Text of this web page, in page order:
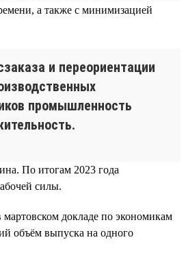
а также с минимизацией
и переориентации
промышленность
По итогам 2023 года
силы.
докладе по экономикам
объём выпуска на одного